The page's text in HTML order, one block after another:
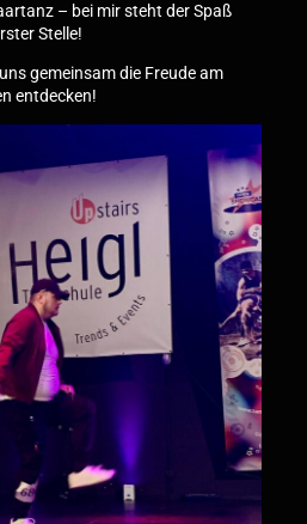
– bei mir steht der Spaß
Stelle!
gemeinsam die Freude am
entdecken!